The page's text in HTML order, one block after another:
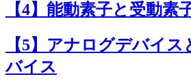
【4】能動素子と受動素
【5】アナログデバイ
バイス